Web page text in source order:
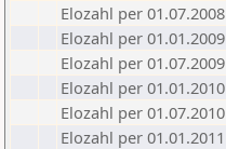
Elozahl per 01.07.2008
Elozahl per 01.01.2009
Elozahl per 01.07.2009
Elozahl per 01.01.2010
Elozahl per 01.07.2010
Elozahl per 01.01.2011